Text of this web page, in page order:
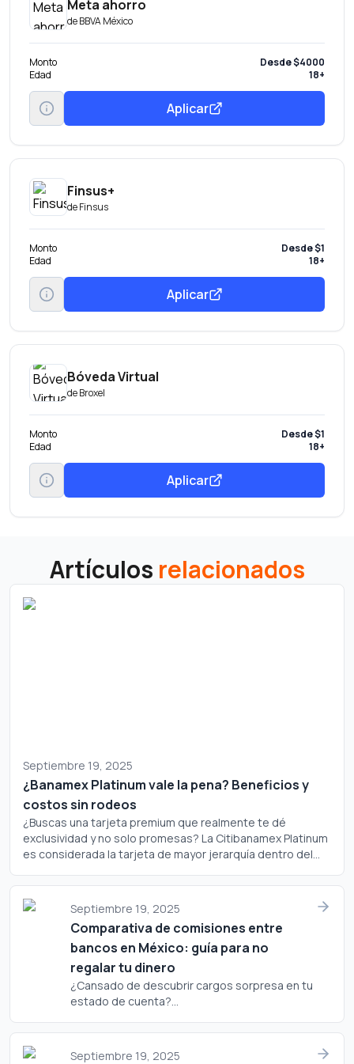
Meta ahorro
deBBVA México
Monto
Desde $4000
Edad
18+
Aplicar
Finsus+
deFinsus
Monto
Desde $1
Edad
18+
Aplicar
Bóveda Virtual
deBroxel
Monto
Desde $1
Edad
18+
Aplicar
Artículos relacionados
Septiembre 19, 2025
¿Banamex Platinum vale la pena? Beneficios y
costos sin rodeos
¿Buscas una tarjeta premium que realmente te dé
exclusividad y no solo promesas? La Citibanamex Platinum
es considerada la tarjeta de mayor jerarquía dentro del
costo? Analicemos a fondo si este plástico merece un
lugar en tu cartera.Septiembre 19, 2025
Comparativa de comisiones entre
bancos en México: guía para no
regalar tu dinero
¿Cansado de descubrir cargos sorpresa en tu
estado de cuenta?...
Septiembre 19, 2025